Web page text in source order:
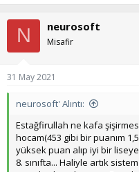
çalışan elon muskın 155
önüne geçiyor​
çünkü beynini
istemiyoruz,ama herkes
birleştiren bizim gibi
insanlara daha çok fark
Yani her türlü doğuştan
sahipsek doğuştan zeki
geçer​
p
k
l
e
N neurosoft
Misafir
31 May 2021
neurosoft' Alıntı:
Estağfirullah ne kafa
hocam(453 gibi bir puanım
yüksek puan alıp iyi bir
8. sınıfta... Haliyle artık